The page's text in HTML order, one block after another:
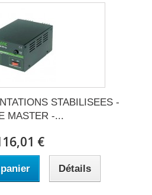
STABILISEES -
MASTER -...
€
Détails